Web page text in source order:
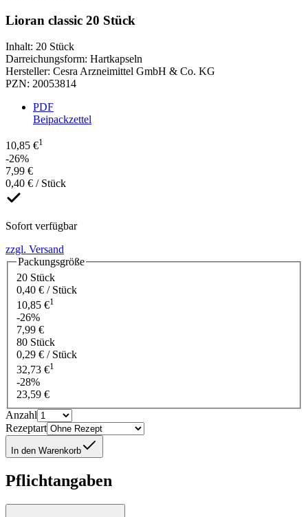
Lioran classic 20 Stück
Inhalt: 20 Stück
Darreichungsform: Hartkapseln
Hersteller: Cesra Arzneimittel GmbH & Co. KG
PZN: 20053814
PDF
Beipackzettel
10,85 €1
-26%
7,99 €
0,40 € / Stück
Sofort verfügbar
zzgl. Versand
Packungsgröße
20 Stück
0,40 € / Stück
10,85 €1
-26%
7,99 €
80 Stück
0,29 € / Stück
32,73 €1
-28%
23,59 €
Anzahl
Rezeptart
In den Warenkorb
Pflichtangaben